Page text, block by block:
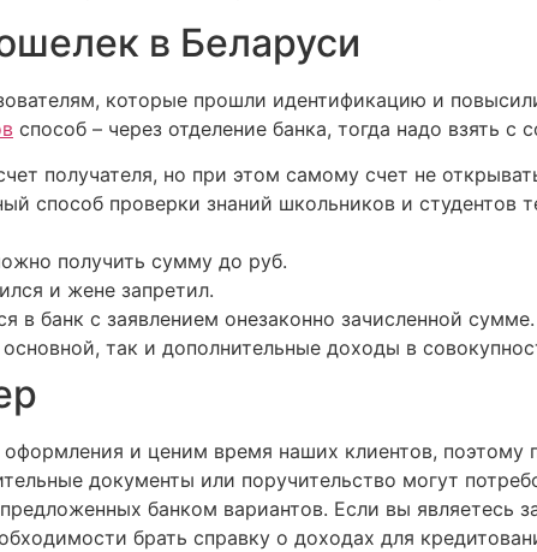
в Беларуси
которые прошли идентификацию и
способ – через отделение банка, тогда надо взять с
получателя, но при этом самому счет не
способ проверки знаний школьников и
получить сумму до руб.
и жене запретил.
в банк с заявлением онезаконно зачисленной сумме.
так и дополнительные доходы в
и ценим время наших клиентов, поэтому
документы или поручительство могут
банком вариантов. Если вы являетесь
брать справку о доходах для